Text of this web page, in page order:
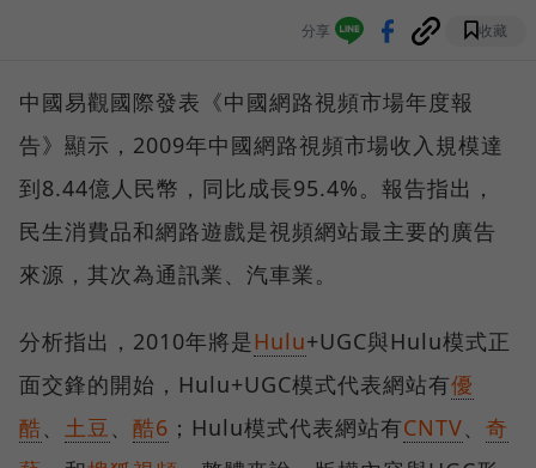
分享 收藏
中國易觀國際發表《中國網路視頻市場年度報
告》顯示，2009年中國網路視頻市場收入規模達
到8.44億人民幣，同比成長95.4%。報告指出，
民生消費品和網路遊戲是視頻網站最主要的廣告
來源，其次為通訊業、汽車業。
分析指出，2010年將是Hulu+UGC與Hulu模式正
面交鋒的開始，Hulu+UGC模式代表網站有優
酷
土豆 酷6 ；Hulu模式代表網站有CNTV
奇